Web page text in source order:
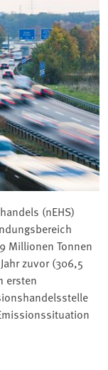
(nEHS)
Millionen Tonnen
zuvor (306,5
ersten